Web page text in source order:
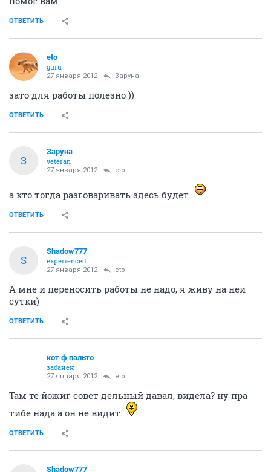
ОТВЕТИТЬ
eto
guru
27 января 2012 Заруна
зато для работы полезно ))
ОТВЕТИТЬ
З
Заруна
veteran
27 января 2012 eto
а кто тогда разговаривать здесь будет
ОТВЕТИТЬ
S
Shadow777
experienced
27 января 2012 eto
А мне и переносить работы не надо, я живу на ней
сутки)
ОТВЕТИТЬ
кот ф пальто
забанен
27 января 2012 eto
Там те йожиг совет дельный давал, видела? ну пра
тибе нада а он не видит.
ОТВЕТИТЬ
Shadow777